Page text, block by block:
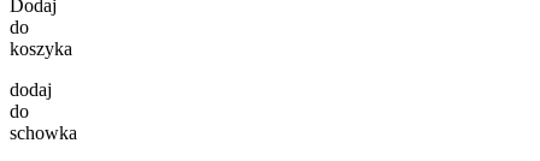
Dodaj
do
koszyka
dodaj
do
schowka